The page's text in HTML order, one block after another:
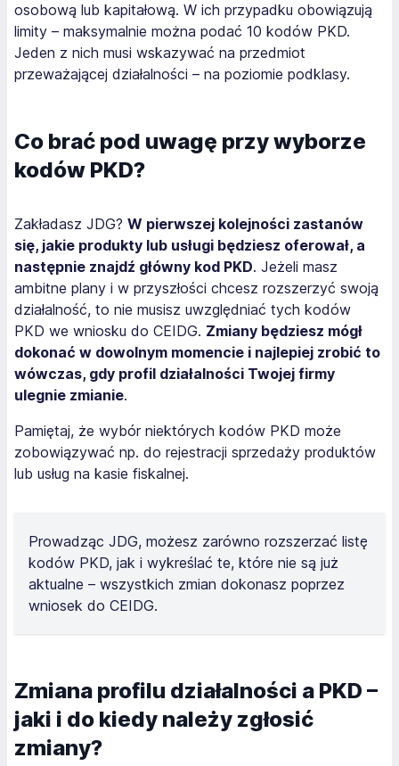
osobową lub kapitałową. W ich przypadku obowiązują
limity – maksymalnie można podać 10 kodów PKD.
Jeden z nich musi wskazywać na przedmiot
przeważającej działalności – na poziomie podklasy.
Co brać pod uwagę przy wyborze
kodów PKD?
Zakładasz JDG? W pierwszej kolejności zastanów
się, jakie produkty lub usługi będziesz oferował, a
następnie znajdź główny kod PKD. Jeżeli masz
ambitne plany i w przyszłości chcesz rozszerzyć swoją
działalność, to nie musisz uwzględniać tych kodów
PKD we wniosku do CEIDG. Zmiany będziesz mógł
dokonać w dowolnym momencie i najlepiej zrobić to
wówczas, gdy profil działalności Twojej firmy
ulegnie zmianie.
Pamiętaj, że wybór niektórych kodów PKD może
zobowiązywać np. do rejestracji sprzedaży produktów
lub usług na kasie fiskalnej.
Prowadząc JDG, możesz zarówno rozszerzać listę
kodów PKD, jak i wykreślać te, które nie są już
aktualne – wszystkich zmian dokonasz poprzez
wniosek do CEIDG.
Zmiana profilu działalności a PKD –
jaki i do kiedy należy zgłosić
zmiany?